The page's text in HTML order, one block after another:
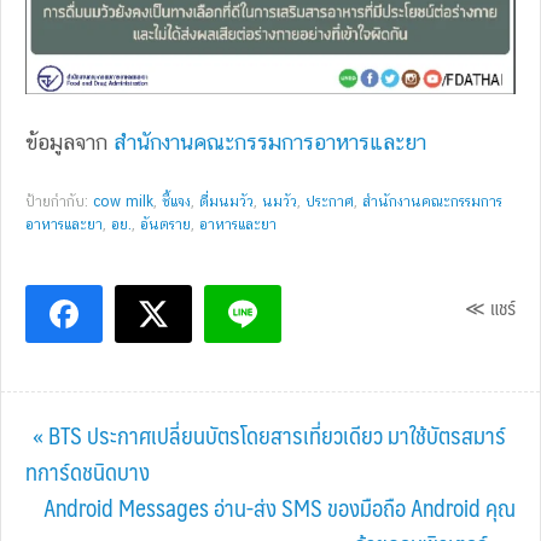
ข้อมูลจาก สำนักงานคณะกรรมการอาหารและยา
ป้ายกำกับ: cow milk, ชี้แจง, ดื่มนมวัว, นมวัว, ประกาศ, สำนักงานคณะกรรมการ
อาหารและยา, อย., อันตราย, อาหารและยา
≪ แชร์
Previous
Post:
« BTS ประกาศเปลี่ยนบัตรโดยสารเที่ยวเดียว มาใช้บัตรสมาร์
ทการ์ดชนิดบาง
Next
Android Messages อ่าน-ส่ง SMS ของมือถือ Android คุณ